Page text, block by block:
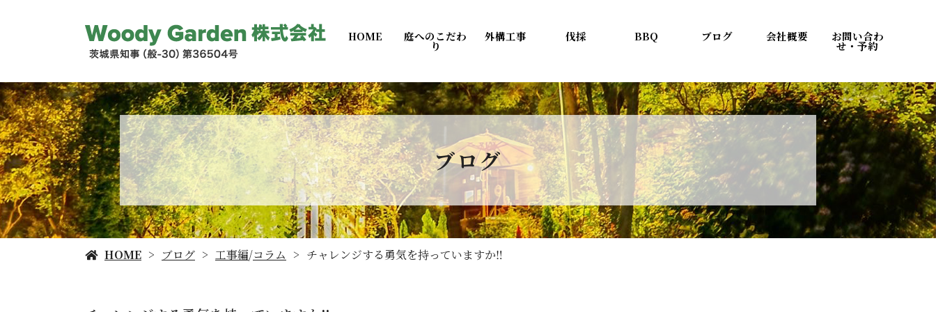
HOME 庭へのこだわ
り
外構工事 伐採 BBQ ブログ 会社概要 お問い合わ
せ・予約
ブログ
HOME ブログ 工事編/コラム チャレンジする勇気を持っていますか‼️